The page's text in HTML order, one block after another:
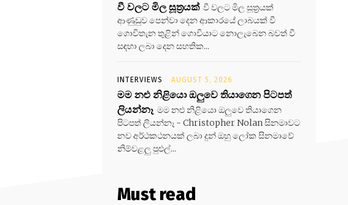
වී වලට මිල සූත්‍රයක් වී වලට මිල සූත්‍රයක්
ආණුඩුව පෙන්වා දෙන ආකාරයේ ලාබයක් වී
ගොවිතැන තුළින් ගොවියාට නොලැබෙන බවත් වී
සඳහා ලබා දෙන සහතික...
INTERVIEWS AUGUST 5, 2026
මම නළු නිළියො ඔලුවෙ තියාගෙන පිටපත්
ලියන්නෑ මම නළු නිළියො ඔලුවෙ තියාගෙන
පිටපත් ලියන්නෑ - Christopher Nolan සිනමාවට
නව අර්ථකථනයක් ලබා දුන් ඔහු ලෝක සිනමාවේ
නිම්වළලු පුළුල්...
Must read